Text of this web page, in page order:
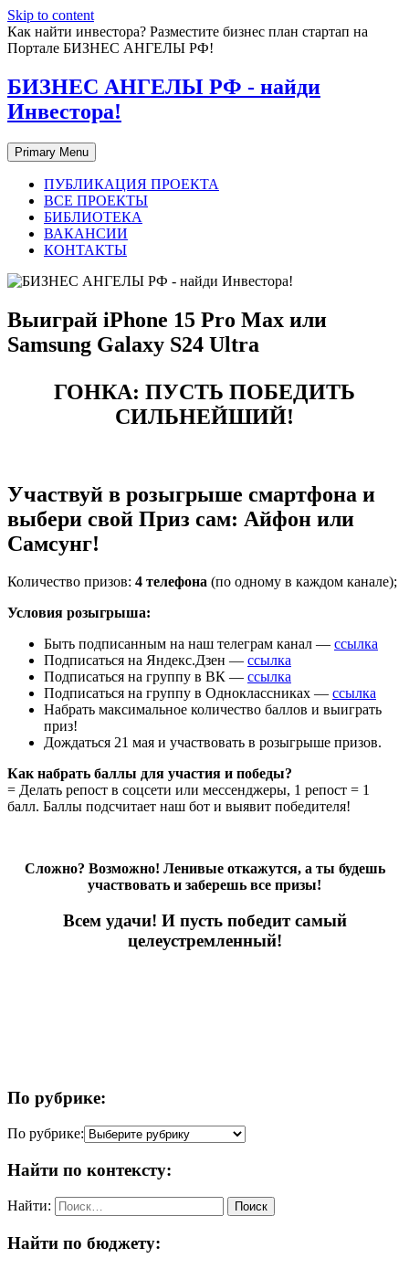
Skip to content
Как найти инвестора? Разместите бизнес план стартап на
Портале БИЗНЕС АНГЕЛЫ РФ!
БИЗНЕС АНГЕЛЫ РФ - найди
Инвестора!
Primary Menu
ПУБЛИКАЦИЯ ПРОЕКТА
ВСЕ ПРОЕКТЫ
БИБЛИОТЕКА
ВАКАНСИИ
КОНТАКТЫ
Выиграй iPhone 15 Pro Max или
Samsung Galaxy S24 Ultra
ГОНКА: ПУСТЬ ПОБЕДИТЬ
СИЛЬНЕЙШИЙ!
Участвуй в розыгрыше смартфона и
выбери свой Приз сам: Айфон или
Самсунг!
Количество призов: 4 телефона (по одному в каждом канале);
Условия розыгрыша:
Быть подписанным на наш телеграм канал — ссылка
Подписаться на Яндекс.Дзен — ссылка
Подписаться на группу в ВК — ссылка
Подписаться на группу в Одноклассниках — ссылка
Набрать максимальное количество баллов и выиграть
приз!
Дождаться 21 мая и участвовать в розыгрыше призов.
Как набрать баллы для участия и победы?
= Делать репост в соцсети или мессенджеры, 1 репост = 1
балл. Баллы подсчитает наш бот и выявит победителя!
Сложно? Возможно! Ленивые откажутся, а ты будешь
участвовать и заберешь все призы!
Всем удачи! И пусть победит самый
целеустремленный!
По рубрике:
По рубрике:
Найти по контексту:
Найти:
Найти по бюджету: